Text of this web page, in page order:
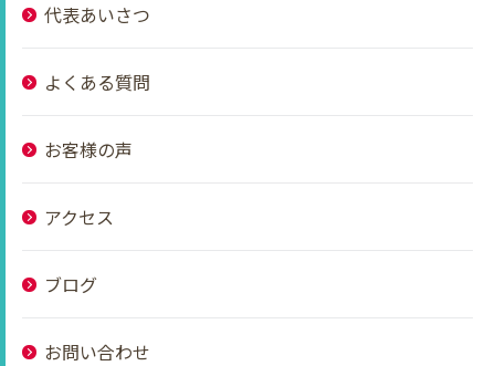
代表あいさつ
よくある質問
お客様の声
アクセス
ブログ
お問い合わせ